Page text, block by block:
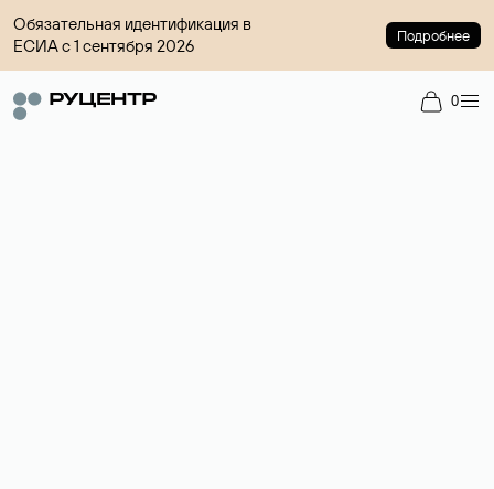
Обязательная идентификация в
ЕСИА с 1 сентября 2026
Подробнее
0